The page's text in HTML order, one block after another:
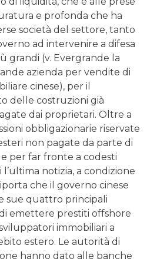
e profonda che ha
società del settore, tanto
ad intervenire a difesa
grandi (v. Evergrande la
azienda per vendite di
cinese), per il
delle costruzioni già
dai proprietari. Oltre a
obbligazionarie riservate
non pagate da parte di
per far fronte a codesti
notizia, a condizione
che il governo cinese
sue quattro principali
emettere prestiti offshore
immobiliari a
estero. Le autorità di
hanno dato alle banche